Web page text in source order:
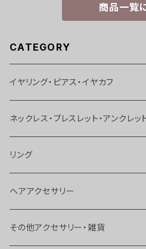
商品一覧
CATEGORY
イヤリング・ピアス・イヤカフ
イヤリング
ピアス
イヤカフス
ボディピアス
ネックレス・ブレスレット・アンクレッ
ネックレス
ブレスレット
アンクレット
リング
リング
トゥリング
ヘアアクセサリー
ヘアピン
その他アクセサリー・雑貨